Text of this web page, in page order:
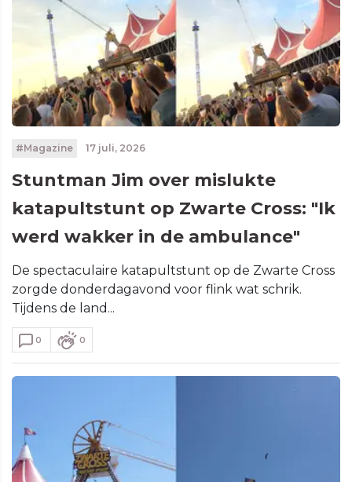
#Magazine 17 juli, 2026
Stuntman Jim over mislukte
katapultstunt op Zwarte Cross: "Ik
werd wakker in de ambulance"
De spectaculaire katapultstunt op de Zwarte Cross
zorgde donderdagavond voor flink wat schrik.
Tijdens de land...
0 0